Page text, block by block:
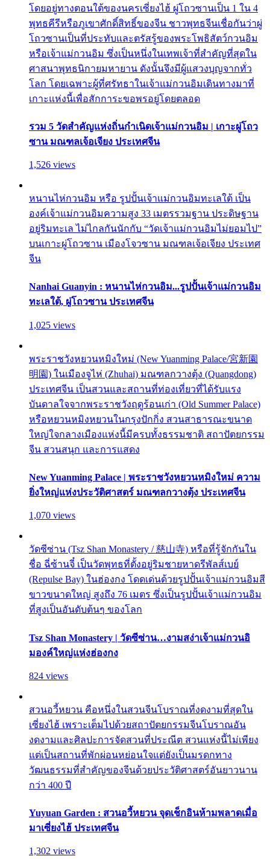
โดยอยู่ทางตอนใต้ของนครเซี่ยงไฮ้ ผู่โถวซานเป็น 1 ใน 4
พุทธคีรีหรือภูเขาศักดิ์สิทธิ์ของจีน ชาวพุทธจีนเชื่อกันว่าผู่
โถวซานเป็นที่ประทับและตรัสรู้ของพระโพธิสัตว์กวนอิม
หรือเจ้าแม่กวนอิม ซึ่งเป็นหนึ่งในเทพเจ้าที่สำคัญที่สุดใน
ศาสนาพุทธนิกายมหายาน ดังนั้นจึงมีผู้แสวงบุญจากทั่ว
โลก โดยเฉพาะผู้ที่ศรัทธาในเจ้าแม่กวนอิมเดินทางมาที่
เกาะแห่งนี้เพื่อสักการะขอพรอยู่โดยตลอด
รวม 5 วัดสำคัญแห่งถิ่นกำเนิดเจ้าแม่กวนอิม | เกาะผู่โถว
ซาน มณฑลเจ้อเจียง ประเทศจีน
1,526 views
หนานไห่กวนอิม หรือ รูปปั้นเจ้าแม่กวนอิมทะเลใต้ เป็น
องค์เจ้าแม่กวนอิมความสูง 33 เมตรรวมฐาน ประดิษฐาน
อยู่ริมทะเล ไม่ไกลกันนักกับ “วัดเจ้าแม่กวนอิมไม่ยอมไป”
บนเกาะผู่โถวซาน เมืองโจวซาน มณฑลเจ้อเจียง ประเทศ
จีน
Nanhai Guanyin : หนานไห่กวนอิม...รูปปั้นเจ้าแม่กวนอิม
ทะเลใต้, ผู่โถวซาน ประเทศจีน
1,025 views
พระราชวังหยวนหมิงใหม่ (New Yuanming Palace/宮新園
明園) ในเมืองจูไห่ (Zhuhai) มณฑลกวางตุ้ง (Quangdong)
ประเทศจีน เป็นสวนและสถานที่ท่องเที่ยวที่ได้รับแรง
บันดาลใจจากพระราชวังฤดูร้อนเก่า (Old Summer Palace)
หรือหยวนหมิงหยวนในกรุงปักกิ่ง สวนสาธารณะขนาด
ใหญ่ใจกลางเมืองแห่งนี้มีครบทั้งธรรมชาติ สถาปัตยกรรม
จีน สวนสนุก และการแสดง
New Yuanming Palace | พระราชวังหยวนหมิงใหม่ ความ
ยิ่งใหญ่แห่งประวัติศาสตร์ มณฑลกวางตุ้ง ประเทศจีน
1,070 views
วัดซีซ่าน (Tsz Shan Monastery / 慈山寺) หรือที่รู้จักกันใน
ชื่อ ฉี่ซ้านจี๋ เป็นวัดพุทธที่ตั้งอยู่ริมชายหาดรีพัลส์เบย์
(Repulse Bay) ในฮ่องกง โดดเด่นด้วยรูปปั้นเจ้าแม่กวนอิมสี
ขาวขนาดใหญ่ สูงถึง 76 เมตร ซึ่งเป็นรูปปั้นเจ้าแม่กวนอิม
ที่สูงเป็นอันดับต้นๆ ของโลก
Tsz Shan Monastery | วัดซีซ่าน…งามสง่าเจ้าแม่กวนอิ
มองค์ใหญ่แห่งฮ่องกง
824 views
สวนอวี้หยวน คือหนึ่งในสวนจีนโบราณที่งดงามที่สุดใน
เซี่ยงไฮ้ เพราะเต็มไปด้วยสถาปัตยกรรมจีนโบราณอัน
งดงามและศิลปะการจัดสวนที่ประณีต สวนแห่งนี้ไม่เพียง
แต่เป็นสถานที่พักผ่อนหย่อนใจแต่ยังเป็นมรดกทาง
วัฒนธรรมที่สำคัญของจีนด้วยประวัติศาสตร์อันยาวนาน
กว่า 400 ปี
Yuyuan Garden : สวนอวี้หยวน จุดเช็กอินห้ามพลาดเมื่อ
มาเซี่ยงไฮ้ ประเทศจีน
1,302 views